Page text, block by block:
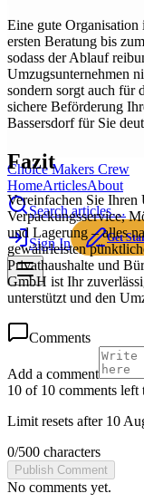
Choice Makers Crew
HomeArticlesAbout
Search articles…
Sign In Get
Eine gute
ersten Beratung bis
sodass der Ablauf
Umzugsunternehmen
sondern sorgt auch für
sichere Beförderung
Bassersdorf für Sie
Fazit
Vereinfachen Sie
Verpackungsservice,
und Lagerung – alles
gewährleisten
Privathaushalte und
GmbH ist Ihr
unterstützt und den
Comments
Add a comment
10 of 10 comments left
Limit resets after 10
0/500 characters
Publish Comment
No comments yet.